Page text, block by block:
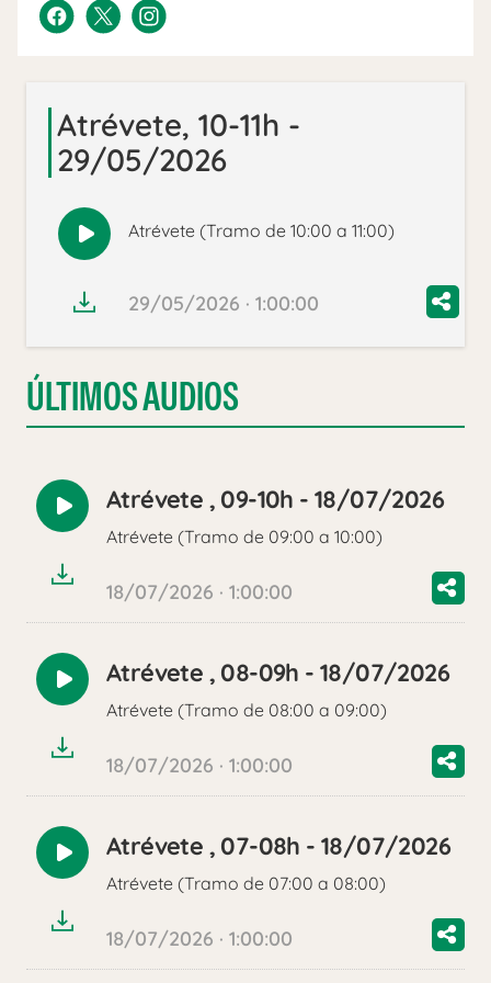
Atrévete, 10-11h -
29/05/2026
Reproducir
audio
Atrévete (Tramo de 10:00 a 11:00)
29/05/2026 · 1:00:00
ÚLTIMOS AUDIOS
Reproducir
audio
Atrévete , 09-10h - 18/07/2026
Atrévete (Tramo de 09:00 a 10:00)
18/07/2026 · 1:00:00
Reproducir
audio
Atrévete , 08-09h - 18/07/2026
Atrévete (Tramo de 08:00 a 09:00)
18/07/2026 · 1:00:00
Reproducir
audio
Atrévete , 07-08h - 18/07/2026
Atrévete (Tramo de 07:00 a 08:00)
18/07/2026 · 1:00:00